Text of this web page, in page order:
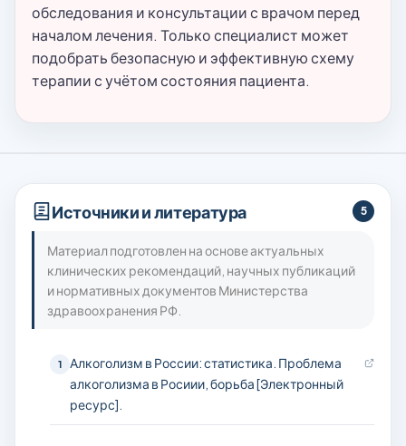
обследования и консультации с врачом перед
началом лечения. Только специалист может
подобрать безопасную и эффективную схему
терапии с учётом состояния пациента.
Источники и литература 5
Материал подготовлен на основе актуальных
клинических рекомендаций, научных публикаций
и нормативных документов Министерства
здравоохранения РФ.
1
Алкоголизм в России: статистика. Проблема
алкоголизма в Росиии, борьба [Электронный
ресурс].